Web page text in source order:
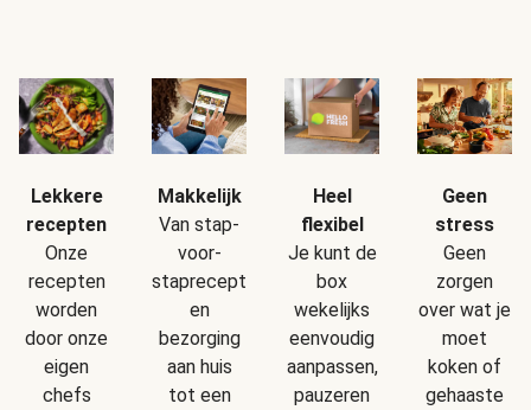
Lekkere
recepten
Onze
recepten
worden
door onze
eigen
chefs
Makkelijk
Van stap-
voor-
staprecepten
en
bezorging
aan huis
tot een
Heel
flexibel
Je kunt de
box
wekelijks
eenvoudig
aanpassen,
pauzeren
Geen
stress
Geen
zorgen
over wat je
moet
koken of
gehaaste